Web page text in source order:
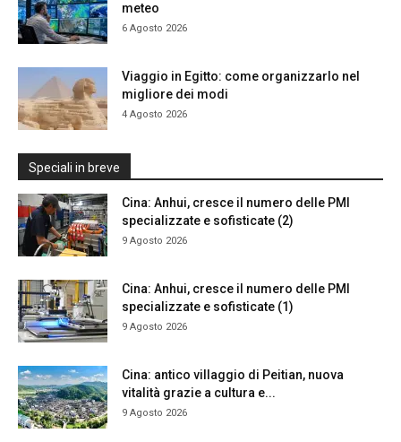
meteo
6 Agosto 2026
Viaggio in Egitto: come organizzarlo nel
migliore dei modi
4 Agosto 2026
Speciali in breve
Cina: Anhui, cresce il numero delle PMI
specializzate e sofisticate (2)
9 Agosto 2026
Cina: Anhui, cresce il numero delle PMI
specializzate e sofisticate (1)
9 Agosto 2026
Cina: antico villaggio di Peitian, nuova
vitalità grazie a cultura e...
9 Agosto 2026